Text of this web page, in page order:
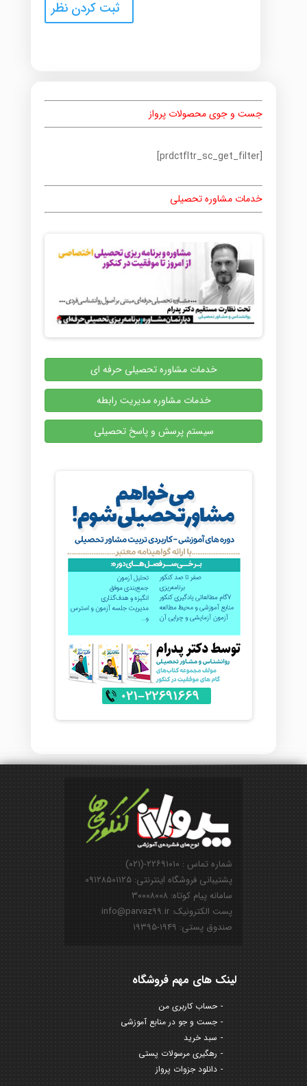
جست و جوی محصولات پرواز
[prdctfltr_sc_get_filter]
خدمات مشاوره تحصیلی
خدمات مشاوره تحصیلی حرفه ای
خدمات مشاوره مدیریت رابطه
سیستم پرسش و پاسخ تحصیلی
شماره تماس : ۲۲۶۹۱۰۱۰-(۰۲۱)
پشتیبانی فروشگاه اینترنتی: ۰۹۱۲۸۵۰۱۱۲۵
سامانه پیام کوتاه: ۳۰۰۰۸۰۰۸
پست الکترونیک: info@parvaz99.ir
صندوق پستی: ۱۹۴۹-۱۹۳۹۵
لینک های مهم فروشگاه
حساب کاربری من
جست و جو در منابع آموزشی
سبد خرید
رهگیری مرسولات پستی
دانلود جزوات پرواز